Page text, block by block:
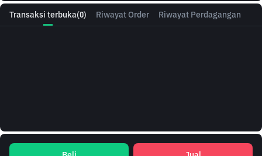
Transaksi terbuka(0) Riwayat Order Riwayat Perdagangan